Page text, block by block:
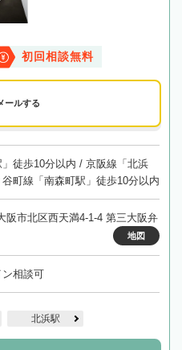
初回相談無料
ールする
徒歩10分以内 / 京阪線「北浜
町線「南森町駅」徒歩10分以内
阪市北区西天満4-1-4 第三大阪弁
地図
相談可
北浜駅